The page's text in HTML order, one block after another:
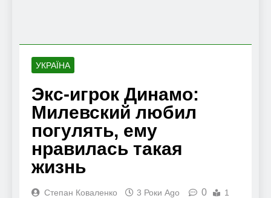
УКРАЇНА
Экс-игрок Динамо:
Милевский любил
погулять, ему
нравилась такая
жизнь
Степан Коваленко 3 Роки Ago 0
1